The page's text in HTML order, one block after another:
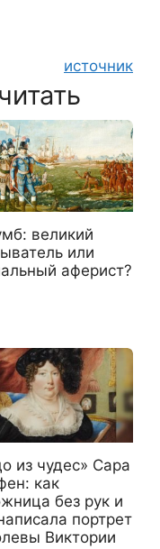
источник
великий
или
аферист?
из чудес» Сара
как
без рук и
портрет
Виктории